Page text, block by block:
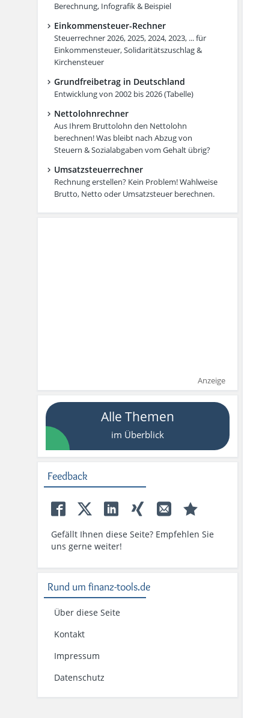
Berechnung, Infografik & Beispiel
Einkommensteuer-Rechner
Steuerrechner 2026, 2025, 2024, 2023, ... für
Einkommen­steuer, Soli­dari­täts­zuschlag &
Kirchensteuer
Grundfreibetrag in Deutschland
Entwicklung von 2002 bis 2026 (Tabelle)
Nettolohnrechner
Aus Ihrem Bruttolohn den Nettolohn
berechnen! Was bleibt nach Abzug von
Steuern & Sozialabgaben vom Gehalt übrig?
Umsatzsteuerrechner
Rechnung erstellen? Kein Problem! Wahlweise
Brutto, Netto oder Umsatzsteuer berechnen.
Anzeige
Alle Themen
im Überblick
Feedback
Gefällt Ihnen diese Seite? Empfehlen Sie
uns gerne weiter!
Rund um finanz-tools.de
Über diese Seite
Kontakt
Impressum
Datenschutz